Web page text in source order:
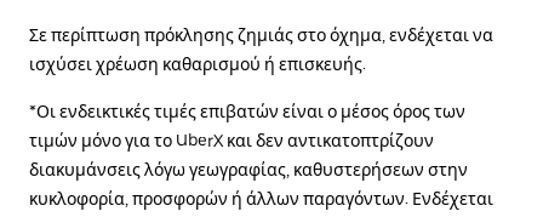
Σε περίπτωση πρόκλησης ζημιάς στο όχημα, ενδέχεται να
ισχύσει χρέωση καθαρισμού ή επισκευής.
*Οι ενδεικτικές τιμές επιβατών είναι ο μέσος όρος των
τιμών μόνο για το UberX και δεν αντικατοπτρίζουν
διακυμάνσεις λόγω γεωγραφίας, καθυστερήσεων στην
κυκλοφορία, προσφορών ή άλλων παραγόντων. Ενδέχεται